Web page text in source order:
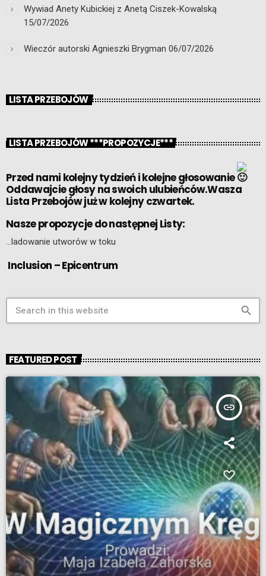
Wywiad Anety Kubickiej z Anetą Ciszek-Kowalską
15/07/2026
Wieczór autorski Agnieszki Brygman 06/07/2026
LISTA PRZEBOJÓW
LISTA PRZEBOJÓW ***PROPOZYCJE***
Przed nami kolejny tydzień i kolejne głosowanie
Oddawajcie głosy na swoich ulubieńców.Wasza
Lista Przebojów już w kolejny czwartek.
Nasze propozycje do następnej Listy:
…ladowanie utworów w toku
Inclusion – Epicentrum
search
FEATURED POST
insert_link